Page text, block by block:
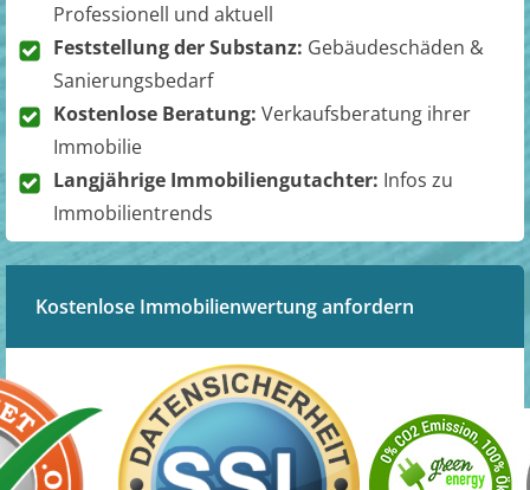
Professionell und aktuell
Feststellung der Substanz: Gebäudeschäden &
Sanierungsbedarf
Kostenlose Beratung: Verkaufsberatung ihrer
Immobilie
Langjährige Immobiliengutachter: Infos zu
Immobilientrends
Kostenlose Immobilienwertung anfordern